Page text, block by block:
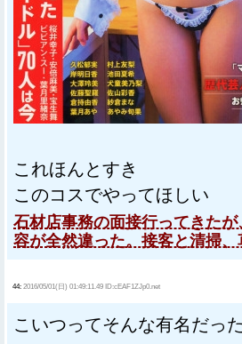
これほんとすき
このコスでやってほしい
石材店事務の面接行ってきた
容が全然違った。接客と清掃
44: 2016/05/01(日) 01:49:11.49 ID:cEAF1ZJp0.net
こいつってそんな有名だっ